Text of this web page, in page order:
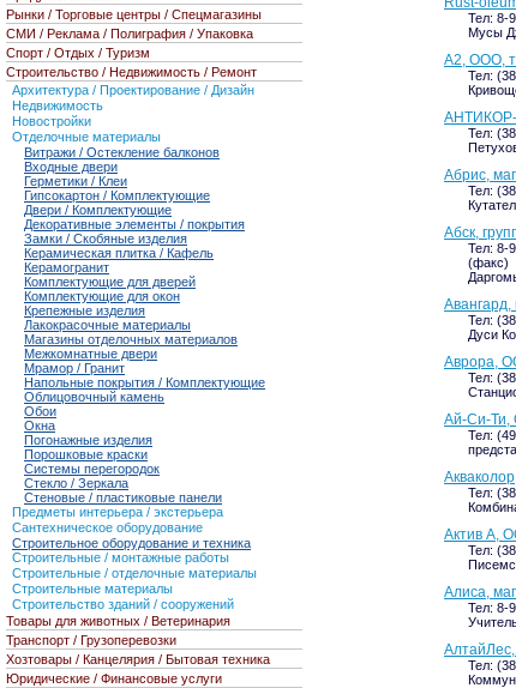
Тел: 8-
Мусы
А2, ООО,
Тел:
АНТИКОР-
Тел:
Абрис,
Тел:
Абск,
Тел: 8-
(факс)
Тел:
Дуси
Аврора,
Тел:
Ай-Си-
Тел:
Тел:
Актив А,
Тел:
Алиса,
Тел: 8-
Тел:
Рынки / Торговые центры / Спецмагазины
СМИ / Реклама / Полиграфия / Упаковка
Спорт / Отдых / Туризм
Строительство / Недвижимость / Ремонт
Архитектура / Проектирование / Дизайн
Недвижимость
Новостройки
Отделочные материалы
Витражи / Остекление балконов
Входные двери
Герметики / Клеи
Гипсокартон / Комплектующие
Двери / Комплектующие
Декоративные элементы / покрытия
Замки / Скобяные изделия
Керамическая плитка / Кафель
Керамогранит
Комплектующие для дверей
Комплектующие для окон
Крепежные изделия
Лакокрасочные материалы
Магазины отделочных материалов
Межкомнатные двери
Мрамор / Гранит
Напольные покрытия / Комплектующие
Облицовочный камень
Обои
Окна
Погонажные изделия
Порошковые краски
Системы перегородок
Стекло / Зеркала
Стеновые / пластиковые панели
Предметы интерьера / экстерьера
Сантехническое оборудование
Строительное оборудование и техника
Строительные / монтажные работы
Строительные / отделочные материалы
Строительные материалы
Строительство зданий / сооружений
Товары для животных / Ветеринария
Транспорт / Грузоперевозки
Хозтовары / Канцелярия / Бытовая техника
Юридические / Финансовые услуги